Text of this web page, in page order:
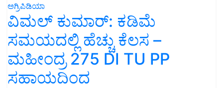
ಅಗ್ರಿಪಿಡಿಯಾ
ವಿಮಲ್ ಕುಮಾರ್: ಕಡಿಮೆ
ಸಮಯದಲ್ಲಿ ಹೆಚ್ಚು ಕೆಲಸ –
ಮಹೀಂದ್ರ 275 DI TU PP
ಸಹಾಯದಿಂದ